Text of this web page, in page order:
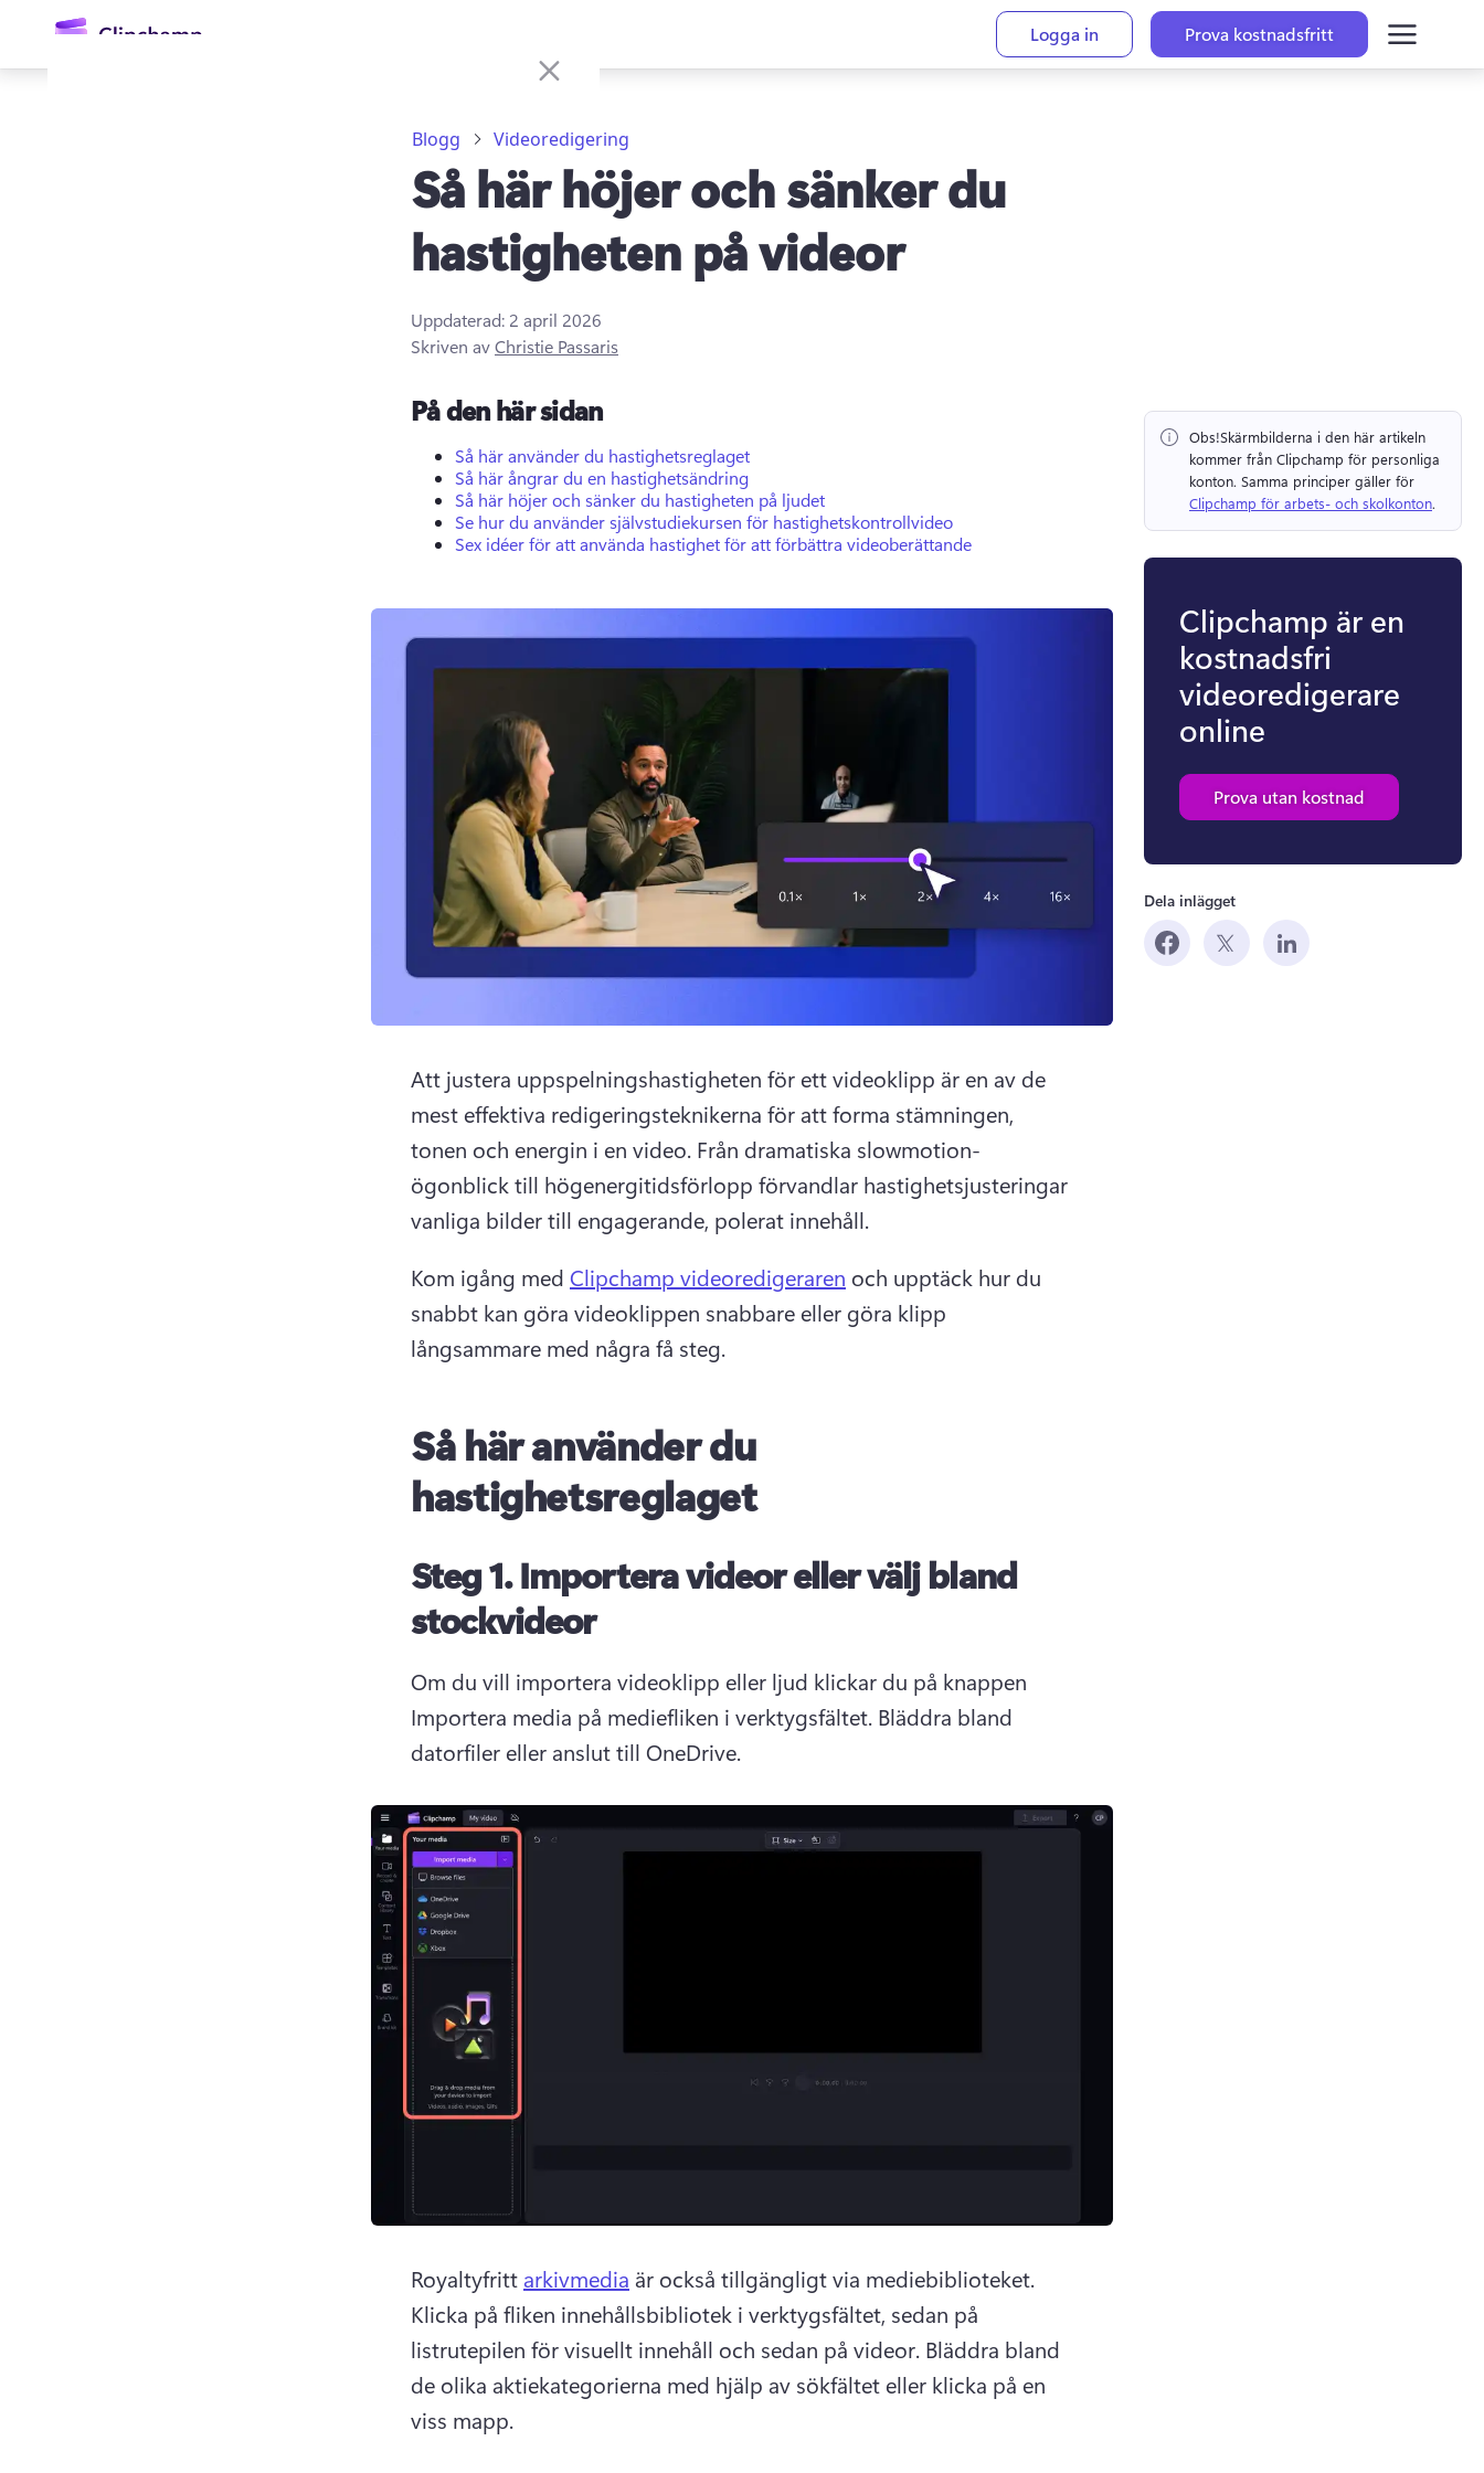
huvudinnehåll
Logga in Prova kostnadsfritt
Blogg Videoredigering
Så här höjer och sänker du
hastigheten på videor
Uppdaterad: 2 april 2026
Skriven avChristie Passaris
På den här sidan
Så här använder du hastighetsreglaget
Så här ångrar du en hastighetsändring
Så här höjer och sänker du hastigheten på ljudet
Se hur du använder självstudiekursen för hastighetskontrollvideo
Sex idéer för att använda hastighet för att förbättra videoberättande
Att justera uppspelningshastigheten för ett videoklipp är en av de
mest effektiva redigeringsteknikerna för att forma stämningen,
tonen och energin i en video. Från dramatiska slowmotion-
ögonblick till högenergitidsförlopp förvandlar hastighetsjusteringar
vanliga bilder till engagerande, polerat innehåll.
Kom igång med Clipchamp videoredigeraren och upptäck hur du
snabbt kan göra videoklippen snabbare eller göra klipp
långsammare med några få steg.
Så här använder du
hastighetsreglaget
Steg 1.Importera videor eller välj bland
stockvideor
Om du vill importera videoklipp eller ljud klickar du på knappen
Importera media på mediefliken i verktygsfältet. Bläddra bland
datorfiler eller anslut till OneDrive.
Royaltyfritt arkivmedia
Klicka på fliken innehållsbibliotek i verktygsfältet, sedan på
listrutepilen för visuellt innehåll och sedan på videor. Bläddra bland
de olika aktiekategorierna med hjälp av sökfältet eller klicka på en
viss mapp.
Obs!Skärmbilderna i den här artikeln
kommer från Clipchamp för personliga
konton.
Clipchamp för arbets- och skolkonton.
Clipchamp är en
kostnadsfri
videoredigerare
online
Prova utan kostnad
Dela inlägget